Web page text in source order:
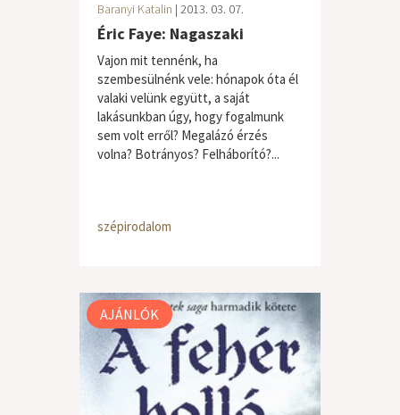
Baranyi Katalin | 2013. 03. 07.
Éric Faye: Nagaszaki
Vajon mit tennénk, ha
szembesülnénk vele: hónapok óta él
valaki velünk együtt, a saját
lakásunkban úgy, hogy fogalmunk
sem volt erről? Megalázó érzés
volna? Botrányos? Felháborító?...
szépirodalom
AJÁNLÓK